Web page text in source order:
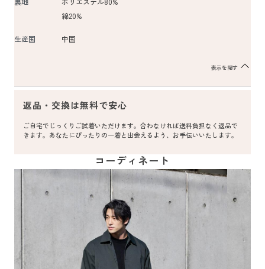
綿20%
生産国 中国
表示を隠す
返品・交換は無料で安心
ご自宅でじっくりご試着いただけます。合わなければ送料負担なく返品で
きます。あなたにぴったりの一着と出会えるよう、お手伝いいたします。
コーディネート